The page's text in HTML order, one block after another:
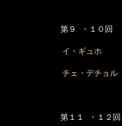
第９ ・１０回
イ・ギュホ →
チェ・デチョル
第１１ ・１２回